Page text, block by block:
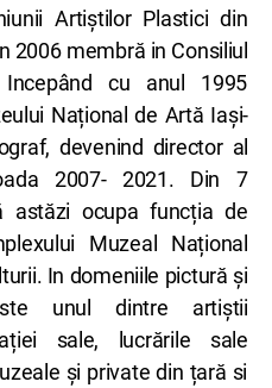
Artiștilor Plastici din
2006 membră in Consiliul
cu anul 1995
Național de Artă Iași-
devenind director al
2007- 2021. Din 7
astăzi ocupa funcția de
Muzeal Național
In domeniile pictură și
unul dintre artiștii
sale, lucrările sale
și private din țară si